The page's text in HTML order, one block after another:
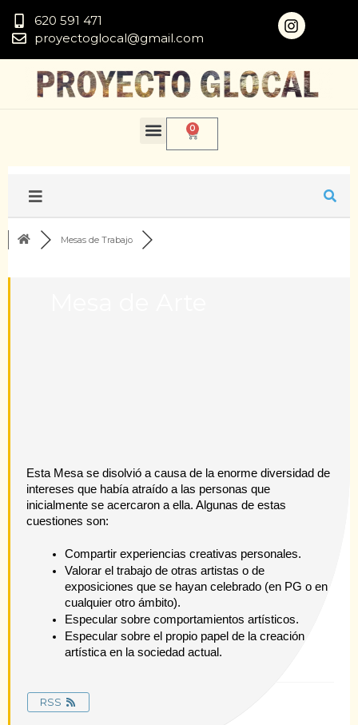
620 591 471
proyectoglocal@gmail.com
0
Mesas de Trabajo
Esta Mesa se disolvió a causa de la enorme diversidad de
intereses que había atraído a las personas que
inicialmente se acercaron a ella. Algunas de estas
cuestiones son:
Compartir experiencias creativas personales.
Valorar el trabajo de otras artistas o de
exposiciones que se hayan celebrado (en PG o en
cualquier otro ámbito).
Especular sobre comportamientos artísticos.
Especular sobre el propio papel de la creación
artística en la sociedad actual.
RSS